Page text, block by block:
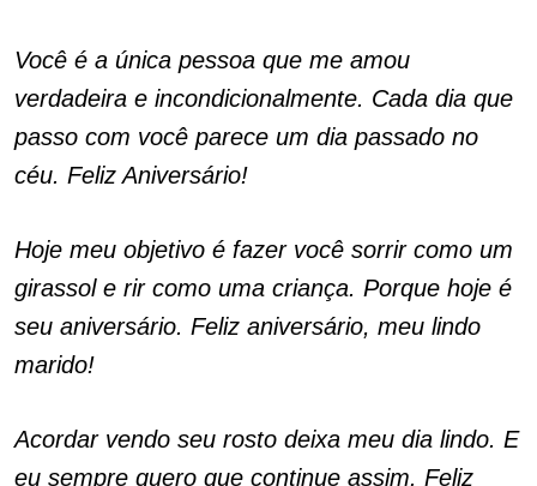
Você é a única pessoa que me amou
verdadeira e incondicionalmente. Cada dia que
passo com você parece um dia passado no
céu. Feliz Aniversário!
Hoje meu objetivo é fazer você sorrir como um
girassol e rir como uma criança. Porque hoje é
seu aniversário. Feliz aniversário, meu lindo
marido!
Acordar vendo seu rosto deixa meu dia lindo. E
eu sempre quero que continue assim. Feliz